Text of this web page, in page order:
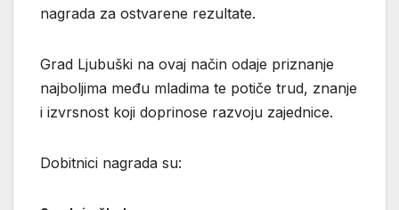
nagrada za ostvarene rezultate.
Grad Ljubuški na ovaj način odaje priznanje
najboljima među mladima te potiče trud, znanje
i izvrsnost koji doprinose razvoju zajednice.
Dobitnici nagrada su: